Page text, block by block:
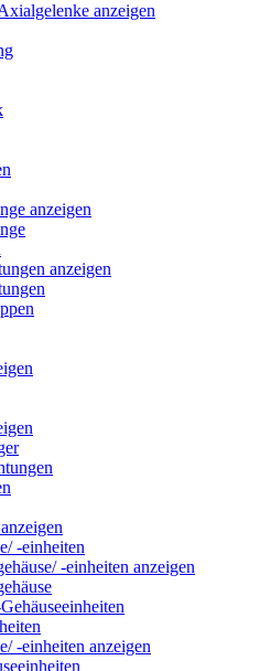
anzeigen
anzeigen
anzeigen
-einheiten
-einheiten anzeigen
-einheiten anzeigen